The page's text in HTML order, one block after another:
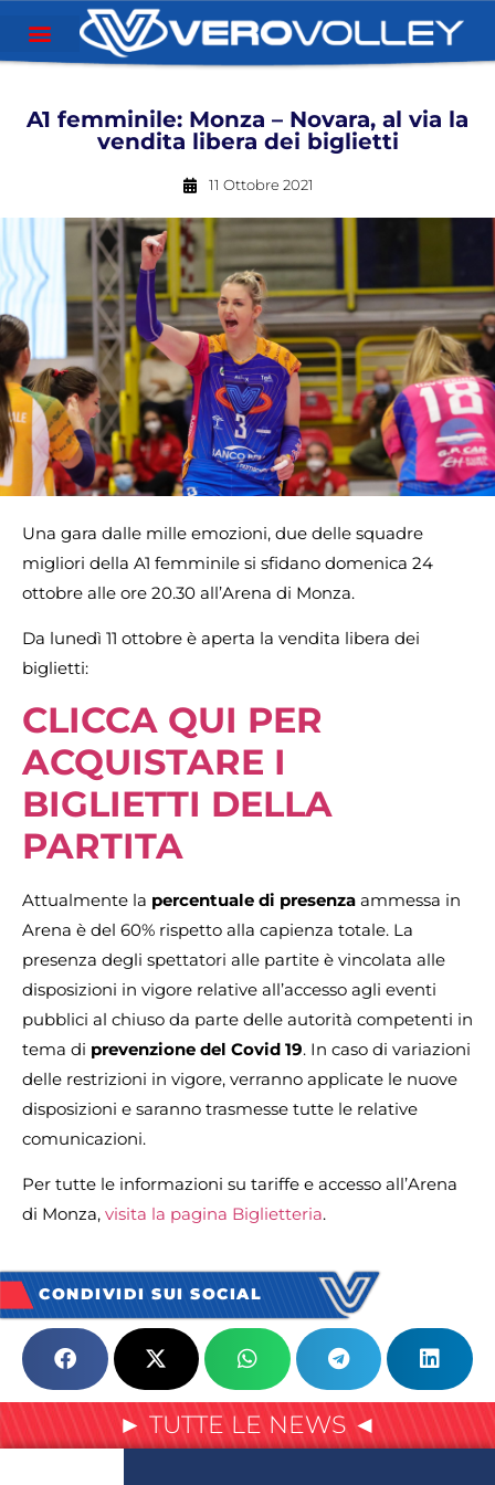
A1 femminile: Monza – Novara, al via la
vendita libera dei biglietti
11 Ottobre 2021
Una gara dalle mille emozioni, due delle squadre
migliori della A1 femminile si sfidano domenica 24
ottobre alle ore 20.30 all’Arena di Monza.
Da lunedì 11 ottobre è aperta la vendita libera dei
biglietti:
CLICCA QUI PER
ACQUISTARE I
BIGLIETTI DELLA
PARTITA
Attualmente la percentuale di presenza ammessa in
Arena è del 60% rispetto alla capienza totale. La
presenza degli spettatori alle partite è vincolata alle
disposizioni in vigore relative all’accesso agli eventi
pubblici al chiuso da parte delle autorità competenti in
tema di prevenzione del Covid 19. In caso di variazioni
delle restrizioni in vigore, verranno applicate le nuove
disposizioni e saranno trasmesse tutte le relative
comunicazioni.
Per tutte le informazioni su tariffe e accesso all’Arena
di Monza, visita la pagina Biglietteria.
CONDIVIDI SUI SOCIAL
► TUTTE LE NEWS ◄